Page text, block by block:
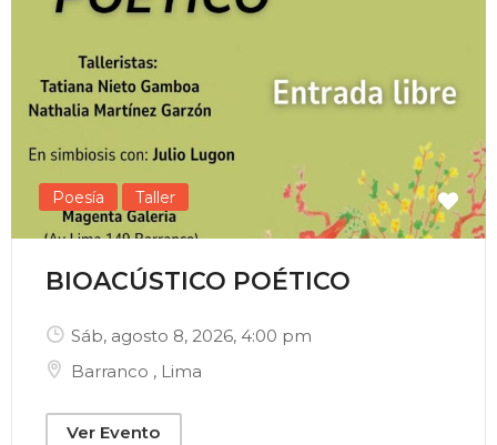
Enviar Correo
Poesía Taller
BIOACÚSTICO POÉTICO
Sáb, agosto 8, 2026, 4:00 pm
Barranco , Lima
Ver Evento